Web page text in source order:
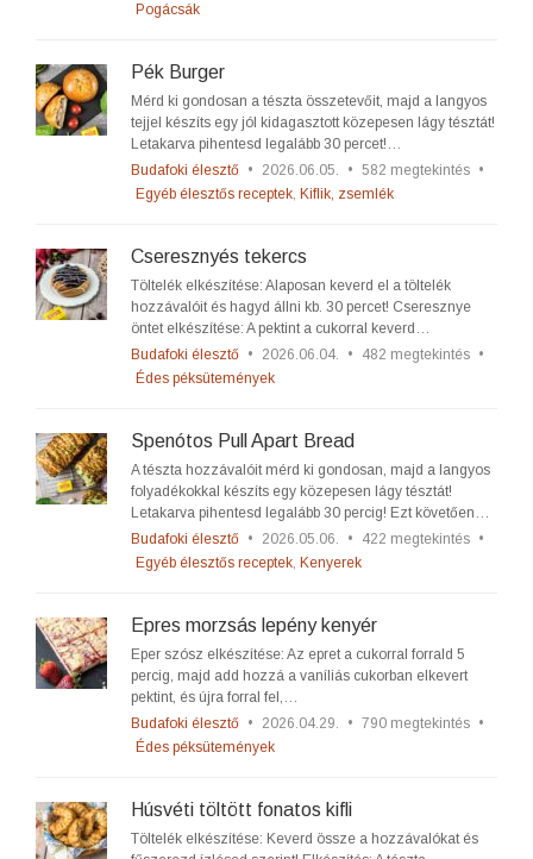
Pogácsák
Pék Burger
Mérd ki gondosan a tészta összetevőit, majd a langyos
tejjel készíts egy jól kidagasztott közepesen lágy tésztát!
Letakarva pihentesd legalább 30 percet!…
Budafoki élesztő • 2026.06.05. • 582 megtekintés •
Egyéb élesztős receptek, Kiflik, zsemlék
Cseresznyés tekercs
Töltelék elkészítése: Alaposan keverd el a töltelék
hozzávalóit és hagyd állni kb. 30 percet! Cseresznye
öntet elkészítése: A pektint a cukorral keverd…
Budafoki élesztő • 2026.06.04. • 482 megtekintés •
Édes péksütemények
Spenótos Pull Apart Bread
A tészta hozzávalóit mérd ki gondosan, majd a langyos
folyadékokkal készíts egy közepesen lágy tésztát!
Letakarva pihentesd legalább 30 percig! Ezt követően…
Budafoki élesztő • 2026.05.06. • 422 megtekintés •
Egyéb élesztős receptek, Kenyerek
Epres morzsás lepény kenyér
Eper szósz elkészítése: Az epret a cukorral forrald 5
percig, majd add hozzá a vaníliás cukorban elkevert
pektint, és újra forral fel,…
Budafoki élesztő • 2026.04.29. • 790 megtekintés •
Édes péksütemények
Húsvéti töltött fonatos kifli
Töltelék elkészítése: Keverd össze a hozzávalókat és